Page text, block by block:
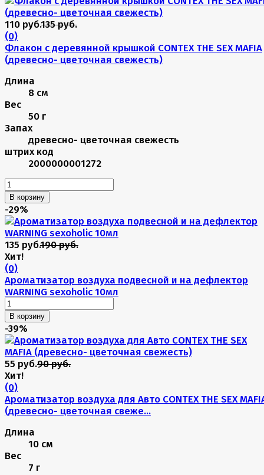
110 руб.135 руб.
(0)
Флакон с деревянной крышкой CONTEX THE SEX MAFIA
(древесно- цветочная свежесть)
Длина
8 см
Вес
50 г
Запах
древесно- цветочная свежесть
штрих код
2000000001272
В корзину
-29%
135 руб.190 руб.
Хит!
(0)
Ароматизатор воздуха подвесной и на дефлектор
WARNING sexoholic 10мл
В корзину
-39%
55 руб.90 руб.
Хит!
(0)
Ароматизатор воздуха для Авто CONTEX THE SEX
(древесно- цветочная свеже...
Длина
10 см
Вес
7 г